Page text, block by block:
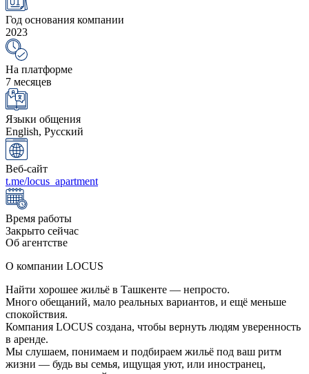
Год основания компании
2023
На платформе
7 месяцев
Языки общения
English, Русский
Веб-сайт
t.me/locus_apartment
Время работы
Закрыто сейчас
Об агентстве
О компании LOCUS
Найти хорошее жильё в Ташкенте — непросто.
Много обещаний, мало реальных вариантов, и ещё меньше
спокойствия.
Компания LOCUS создана, чтобы вернуть людям уверенность
в аренде.
Мы слушаем, понимаем и подбираем жильё под ваш ритм
жизни — будь вы семья, ищущая уют, или иностранец,